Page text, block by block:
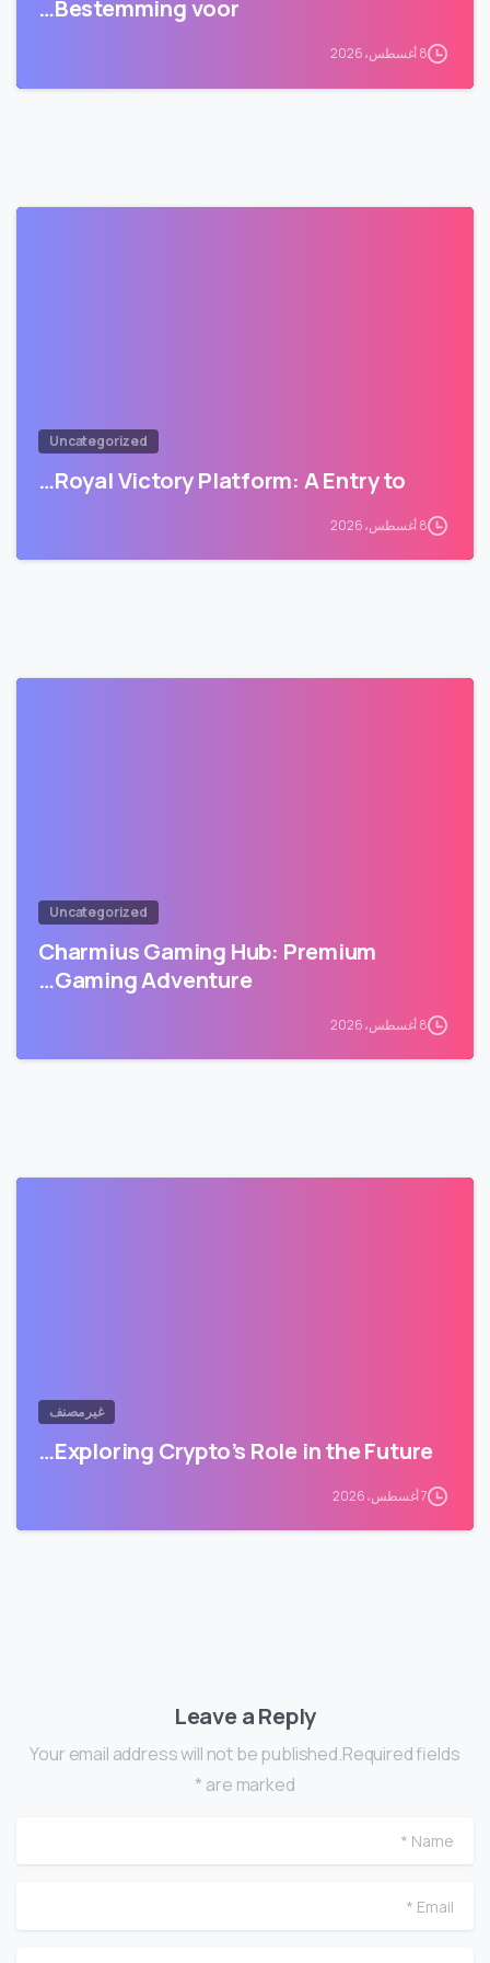
Bestemming voor…
8 أغسطس، 2026
Uncategorized
Royal Victory Platform: A Entry to…
8 أغسطس، 2026
Uncategorized
Charmius Gaming Hub: Premium
Gaming Adventure…
8 أغسطس، 2026
غير مصنف
Exploring Crypto’s Role in the Future…
7 أغسطس، 2026
Leave a Reply
Your email address will not be published.Required fields
are marked *